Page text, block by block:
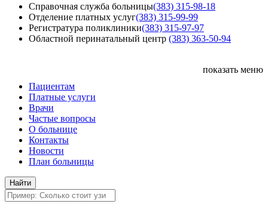
Справочная служба больницы(383) 315-98-18
Отделение платных услуг(383) 315-99-99
Регистратура поликлиники(383) 315-97-97
Областной перинатальный центр (383) 363-50-94
показать меню
Пациентам
Платные услуги
Врачи
Частые вопросы
О больнице
Контакты
Новости
План больницы